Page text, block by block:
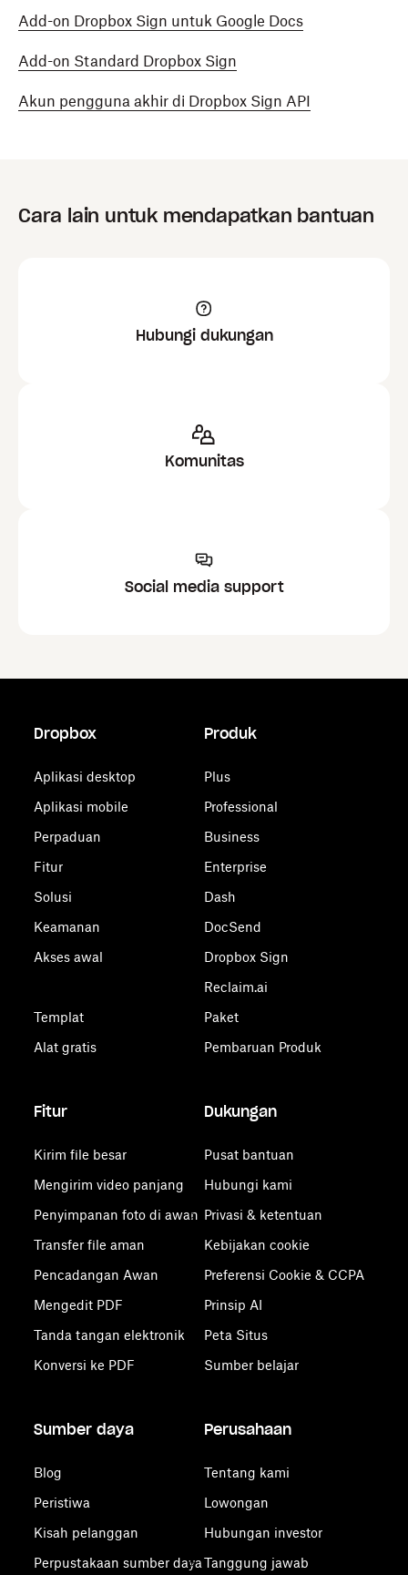
Add-on Dropbox Sign untuk Google Docs
Add-on Standard Dropbox Sign
Akun pengguna akhir di Dropbox Sign API
Cara lain untuk mendapatkan bantuan
Hubungi dukungan
Komunitas
Social media support
Dropbox
Aplikasi desktop
Aplikasi mobile
Perpaduan
Fitur
Solusi
Keamanan
Akses awal
Templat
Alat gratis
Produk
Plus
Professional
Business
Enterprise
Dash
DocSend
Dropbox Sign
Reclaim.ai
Paket
Pembaruan Produk
Fitur
Kirim file besar
Mengirim video panjang
Penyimpanan foto di awan
Transfer file aman
Pencadangan Awan
Mengedit PDF
Tanda tangan elektronik
Konversi ke PDF
Dukungan
Pusat bantuan
Hubungi kami
Privasi & ketentuan
Kebijakan cookie
Preferensi Cookie & CCPA
Prinsip AI
Peta Situs
Sumber belajar
Sumber daya
Blog
Peristiwa
Kisah pelanggan
Perpustakaan sumber daya
Perusahaan
Tentang kami
Lowongan
Hubungan investor
Tanggung jawab